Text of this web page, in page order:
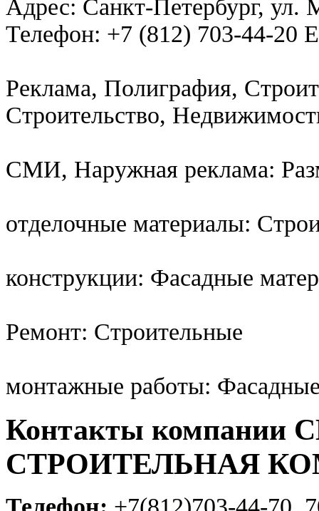
Адрес: Санкт-Петербург, ул.
Телефон: +7 (812) 703-44-20
Реклама, Полиграфия,
Строительство,
СМИ, Наружная реклама:
отделочные материалы:
конструкции: Фасадные
Ремонт: Строительные
монтажные работы:
Контакты
СТРОИТЕЛЬНАЯ